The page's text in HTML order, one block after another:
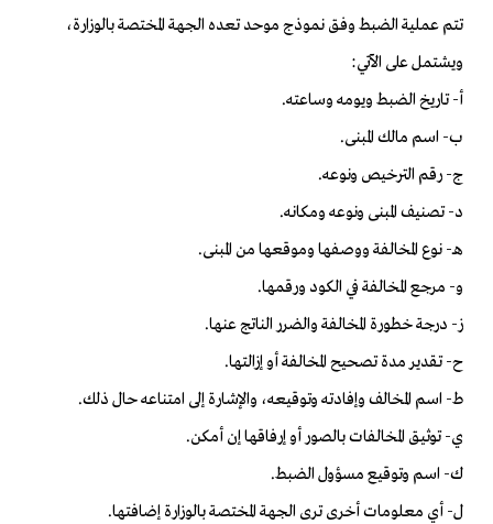
تتم عملية الضبط وفق نموذج موحد تعده الجهة المختصة بالوزارة،
ويشتمل على الآتي:
أ- تاريخ الضبط ويومه وساعته.
ب- اسم مالك المبنى.
ج- رقم الترخيص ونوعه.
د- تصنيف المبنى ونوعه ومكانه.
هـ- نوع المخالفة ووصفها وموقعها من المبنى.
و- مرجع المخالفة في الكود ورقمها.
ز- درجة خطورة المخالفة والضرر الناتج عنها.
ح- تقدير مدة تصحيح المخالفة أو إزالتها.
ط- اسم المخالف وإفادته وتوقيعه، والإشارة إلى امتناعه حال ذلك.
ي- توثيق المخالفات بالصور أو إرفاقها إن أمكن.
ك- اسم وتوقيع مسؤول الضبط.
ل- أي معلومات أخرى ترى الجهة المختصة بالوزارة إضافتها.